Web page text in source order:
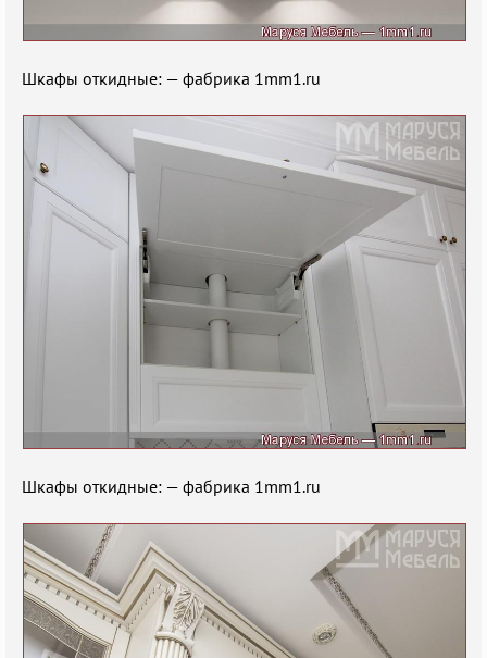
Шкафы откидные: — фабрика 1mm1.ru
Шкафы откидные: — фабрика 1mm1.ru